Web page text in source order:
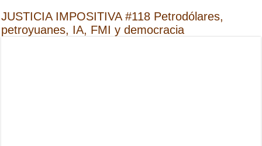
JUSTICIA IMPOSITIVA #118 Petrodólares,
petroyuanes, IA, FMI y democracia